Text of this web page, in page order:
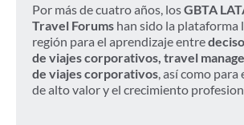
Por más de cuatro años, losGBTA
Travel Forums han sido la plataforma
región para el aprendizaje entre
de viajes corporativos, travel
de viajes corporativos , así como
de alto valor y el crecimiento